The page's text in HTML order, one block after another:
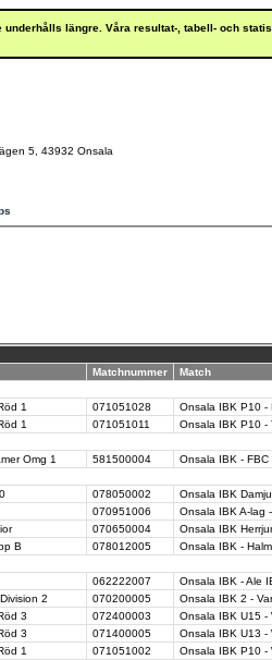
underhålls längre. Våra resultat-, tabell- och
5 43932 Onsala
Matchnummer
Match
1
071051028
Onsala IBK P10 -
1
071051011
Onsala IBK P10 -
Omg 1 581500004
Onsala IBK - FBC
078050002
Onsala IBK
070951006
Onsala IBK A-lag
070650004
Onsala IBK
B 078012005
Onsala IBK -
062222007
Onsala IBK - Ale
2 070200005
Onsala IBK 2 -
3 072400003
Onsala IBK U15 -
3 071400005
Onsala IBK U13 -
1 071051002
Onsala IBK P10 -